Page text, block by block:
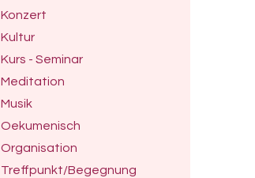
Konzert
Kultur
Kurs - Seminar
Meditation
Musik
Oekumenisch
Organisation
Treffpunkt/Begegnung